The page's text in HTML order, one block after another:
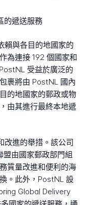
的遞送服務
賴與各目的地國家的
為連接 192 個國家和
受益於廣泛的
裹將由 PostNL 國內
的地國家的郵政或物
由其進行最終本地遞
改進的舉措。該公司
盟由國家郵政部門組
質量改進和便利的海
。此外，PostNL 設
Global Delivery